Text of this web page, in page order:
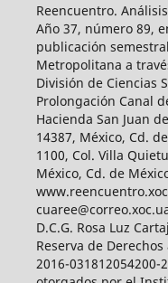
Reencuentro.
Año 37, número 89,
publicación
Metropolitana a
División de Ciencias
Prolongación Canal
Hacienda San Juan
14387, México, Cd.
1100, Col. Villa
México, Cd. de
D.C.G. Rosa Luz
Reserva de
2016-